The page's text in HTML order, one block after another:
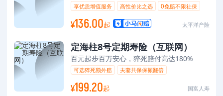
享优质增值服务 高性价比之选
0免赔不限社保
意外/猝死双重保障
¥136.00起 太平洋产险
定海柱8号定期寿险（互联网）
百元起步百万安心，猝死赔付高达180%
可选猝死额外赔
夫妻共保保额翻倍
可选45岁前额外赔
¥199.20起 国富人寿